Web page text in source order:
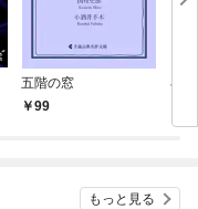
五階の窓
99
小
もっと見る